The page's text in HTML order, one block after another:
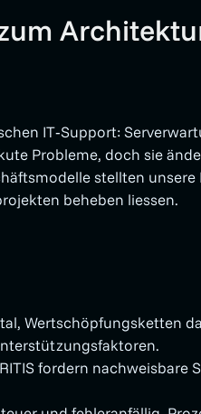
IT‑Support:
Probleme, doch sie
stellten unsere
beheben liessen.
Wertschöpfungs­ketten
fordern